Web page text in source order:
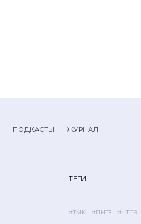
ПОДКАСТЫ ЖУРНАЛ
ТЕГИ
#ТМК #ПНТЗ #ЧТПЗ